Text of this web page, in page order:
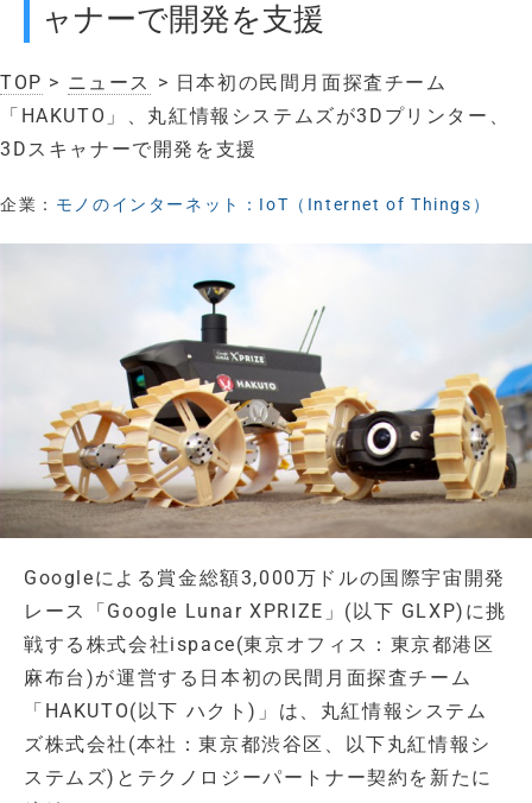
ャナーで開発を支援
TOP > ニュース > 日本初の民間月面探査チーム
「HAKUTO」、丸紅情報システムズが3Dプリンター、
3Dスキャナーで開発を支援
企業： モノのインターネット：IoT（Internet of Things）
Googleによる賞金総額3,000万ドルの国際宇宙開発
レース「Google Lunar XPRIZE」(以下 GLXP)に挑
戦する株式会社ispace(東京オフィス：東京都港区
麻布台)が運営する日本初の民間月面探査チーム
「HAKUTO(以下 ハクト)」は、丸紅情報システム
ズ株式会社(本社：東京都渋谷区、以下丸紅情報シ
ステムズ)とテクノロジーパートナー契約を新たに